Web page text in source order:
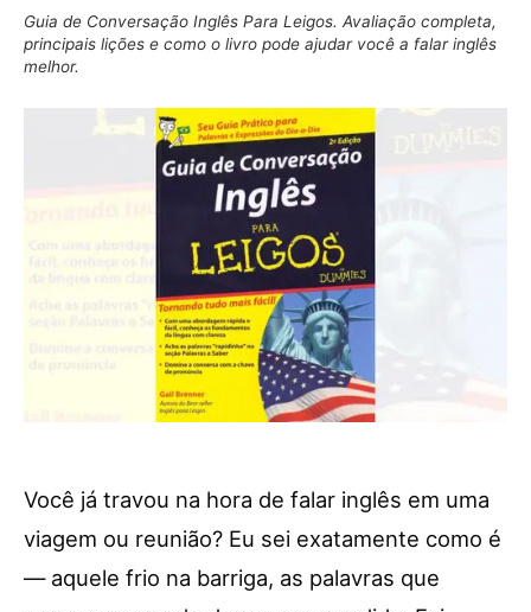
Guia de Conversação Inglês Para Leigos. Avaliação completa,
principais lições e como o livro pode ajudar você a falar inglês
melhor.
Você já travou na hora de falar inglês em uma
viagem ou reunião? Eu sei exatamente como é
— aquele frio na barriga, as palavras que